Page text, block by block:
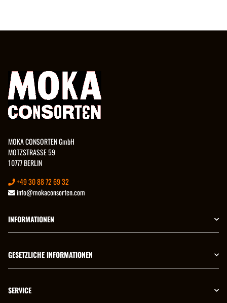
MOKA CONSORTEN GmbH
MOTZSTRASSE 59
10777 BERLIN
+49 30 88 72 69 32
info@mokaconsorten.com
INFORMATIONEN
GESETZLICHE INFORMATIONEN
SERVICE